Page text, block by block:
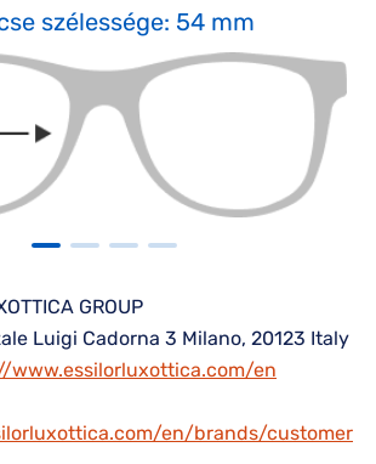
szélessége: 54 mm
GROUP
Luigi Cadorna 3 Milano, 20123 Italy
www.essilorluxottica.com/en
en/brands/customer